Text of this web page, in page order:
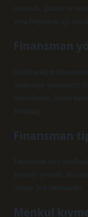
piyasada, alıcılar ve
veya bilgisayar ağı
Finansman
Girişimciliğin
finansman yöntemleri;
mikrofinans, İslami
forfaiting.
Finansman
Finansman türü
kaynağı gösterir. Bu
ödeme yeri önemsizdir.
Menkul